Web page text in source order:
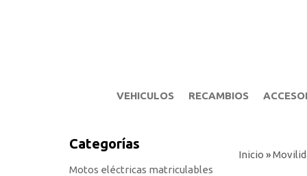
VEHICULOS RECAMBIOS
Categorías
Motos eléctricas matriculables
Inicio »